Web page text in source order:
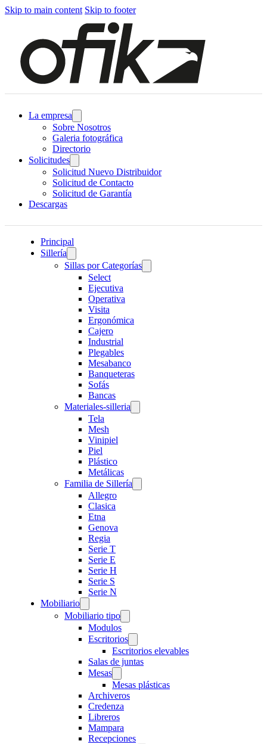
Skip to main content Skip to footer
La empresa
Sobre Nosotros
Galeria fotográfica
Directorio
Solicitudes
Solicitud Nuevo Distribuidor
Solicitud de Contacto
Solicitud de Garantía
Descargas
Principal
Sillería
Sillas por Categorías
Select
Ejecutiva
Operativa
Visita
Ergonómica
Cajero
Industrial
Plegables
Mesabanco
Banqueteras
Sofás
Bancas
Materiales-silleria
Tela
Mesh
Vinipiel
Piel
Plástico
Metálicas
Familia de Sillería
Allegro
Clasica
Etna
Genova
Regia
Serie T
Serie E
Serie H
Serie S
Serie N
Mobiliario
Mobiliario tipo
Modulos
Escritorios
Escritorios elevables
Salas de juntas
Mesas
Mesas plásticas
Archiveros
Credenza
Libreros
Mampara
Recepciones